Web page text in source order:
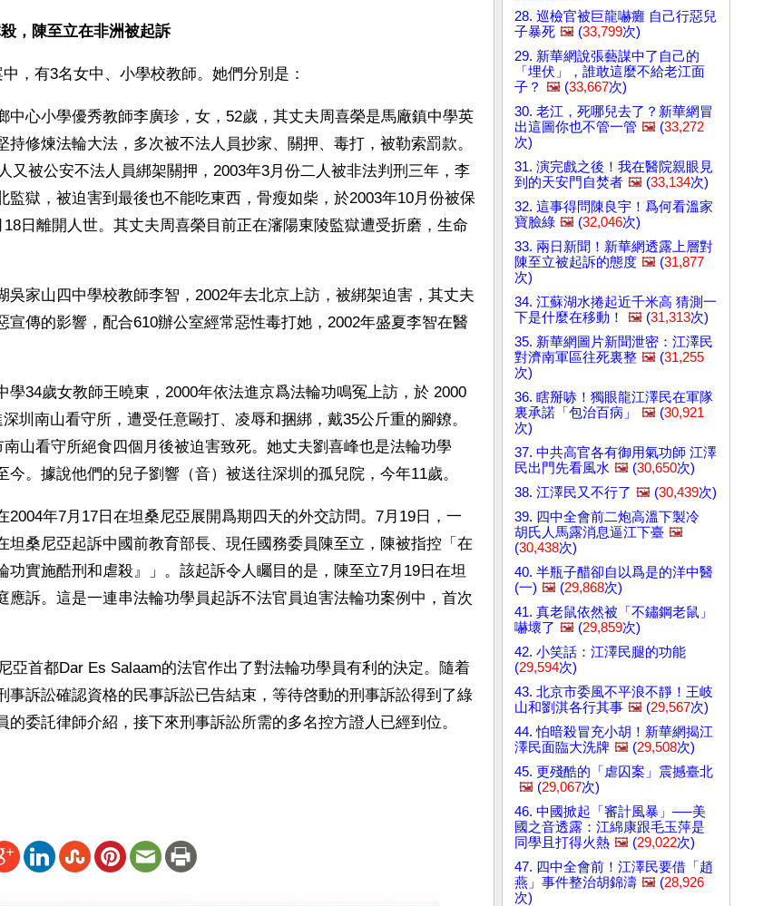
，陳至立在非洲被起訴
，有3名女中、小學校教師。她們分別是：
心小學優秀教師李廣珍，女，52歲，其丈夫周喜榮是馬廠鎮中學英
持修煉法輪大法，多次被不法人員抄家、關押、毒打，被勒索罰款。
又被公安不法人員綁架關押，2003年3月份二人被非法判刑三年，李
監獄，被迫害到最後也不能吃東西，骨瘦如柴，於2003年10月份被保
日離開人世。其丈夫周喜榮目前正在瀋陽東陵監獄遭受折磨，生命
家山四中學校教師李智，2002年去北京上訪，被綁架迫害，其丈夫
宣傳的影響，配合610辦公室經常惡性毒打她，2002年盛夏李智在醫
34歲女教師王曉東，2000年依法進京爲法輪功鳴冤上訪，於 2000
圳南山看守所，遭受任意毆打、凌辱和捆綁，戴35公斤重的腳鐐。
山看守所絕食四個月後被迫害致死。她丈夫劉喜峰也是法輪功學
今。據說他們的兒子劉響（音）被送往深圳的孤兒院，今年11歲。
2004年7月17日在坦桑尼亞展開爲期四天的外交訪問。7月19日，一
坦桑尼亞起訴中國前教育部長、現任國務委員陳至立，陳被指控「在
功實施酷刑和虐殺』」。該起訴令人矚目的是，陳至立7月19日在坦
應訴。這是一連串法輪功學員起訴不法官員迫害法輪功案例中，首次
亞首都Dar Es Salaam的法官作出了對法輪功學員有利的決定。隨着
事訴訟確認資格的民事訴訟已告結束，等待啓動的刑事訴訟得到了綠
的委託律師介紹，接下來刑事訴訟所需的多名控方證人已經到位。
28. 巡檢官被巨龍嚇癱 自己行惡兒
子暴死 🖼️ (33,799次)
29. 新華網說張藝謀中了自己的
「埋伏」，誰敢這麼不給老江面
子？ 🖼️ (33,667次)
30. 老江，死哪兒去了？新華網冒
出這圖你也不管一管 🖼️ (33,272
次)
31. 演完戲之後！我在醫院親眼見
到的天安門自焚者 🖼️ (33,134次)
32. 這事得問陳良宇！爲何看溫家
寶臉綠 🖼️ (32,046次)
33. 兩日新聞！新華網透露上層對
陳至立被起訴的態度 🖼️ (31,877
次)
34. 江蘇湖水捲起近千米高 猜測一
下是什麼在移動！
🖼️ (31,313次)
35. 新華網圖片新聞泄密：江澤民
對濟南軍區往死裏整 🖼️ (31,255
次)
36. 瞎掰哧！獨眼龍江澤民在軍隊
裏承諾「包治百病」
🖼️ (30,921
次)
37. 中共高官各有御用氣功師 江澤
民出門先看風水 🖼️ (30,650次)
38. 江澤民又不行了 🖼️ (30,439次)
39. 四中全會前二炮高溫下製冷
胡氏人馬露消息逼江下臺 🖼️
(30,438次)
40. 半瓶子醋卻自以爲是的洋中醫
(一) 🖼️ (29,868次)
41. 真老鼠依然被「不鏽鋼老鼠」
嚇壞了 🖼️ (29,859次)
42. 小笑話：江澤民腿的功能
(29,594次)
43. 北京市委風不平浪不靜！王岐
山和劉淇各行其事 🖼️ (29,567次)
44. 怕暗殺冒充小胡！新華網揭江
澤民面臨大洗牌 🖼️ (29,508次)
45. 更殘酷的「虐囚案」震撼臺北
🖼️ (29,067次)
46. 中國掀起「審計風暴」──美
國之音透露：江綿康跟毛玉萍是
同學且打得火熱 🖼️ (29,022次)
47. 四中全會前！江澤民要借「趙
燕」事件整治胡錦濤 🖼️ (28,926
次)